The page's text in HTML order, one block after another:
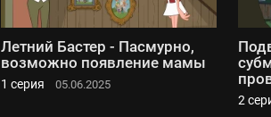
Летний Бастер - Пасмурно,
возможно появление мамы
1 серия 05.06.2025
2